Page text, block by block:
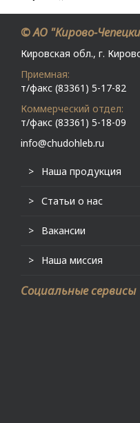
© АО "Кирово-
Кировская обл., г.
Приемная:
т/факс (83361) 5-17-82
Коммерческий отдел:
т/факс (83361) 5-18-09
info@chudohleb.ru
Наша продукция
Статьи о нас
Вакансии
Наша миссия
Социальные сервисы